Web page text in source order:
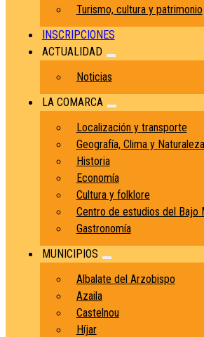
Turismo, cultura y patrimonio
INSCRIPCIONES
ACTUALIDAD
Noticias
LA COMARCA
Localización y transporte
Geografía, Clima y Naturaleza
Historia
Economía
Cultura y folklore
Centro de estudios del Bajo
Gastronomía
MUNICIPIOS
Albalate del Arzobispo
Azaila
Castelnou
Híjar